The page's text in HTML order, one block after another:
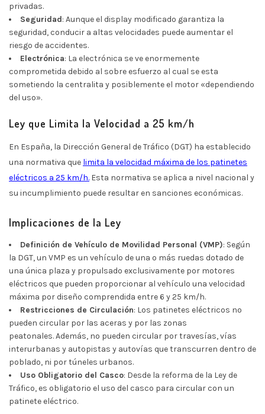
privadas.
Seguridad: Aunque el display modificado garantiza la
seguridad, conducir a altas velocidades puede aumentar el
riesgo de accidentes.
Electrónica: La electrónica se ve enormemente
comprometida debido al sobre esfuerzo al cual se esta
sometiendo la centralita y posiblemente el motor «dependiendo
del uso».
Ley que Limita la Velocidad a 25 km/h
En España, la Dirección General de Tráfico (DGT) ha establecido
una normativa que limita la velocidad máxima de los patinetes
eléctricos a 25 km/h. Esta normativa se aplica a nivel nacional y
su incumplimiento puede resultar en sanciones económicas.
Implicaciones de la Ley
Definición de Vehículo de Movilidad Personal (VMP): Según
la DGT, un VMP es un vehículo de una o más ruedas dotado de
una única plaza y propulsado exclusivamente por motores
eléctricos que pueden proporcionar al vehículo una velocidad
máxima por diseño comprendida entre 6 y 25 km/h.
Restricciones de Circulación: Los patinetes eléctricos no
pueden circular por las aceras y por las zonas
peatonales. Además, no pueden circular por travesías, vías
interurbanas y autopistas y autovías que transcurren dentro de
poblado, ni por túneles urbanos.
Uso Obligatorio del Casco: Desde la reforma de la Ley de
Tráfico, es obligatorio el uso del casco para circular con un
patinete eléctrico.